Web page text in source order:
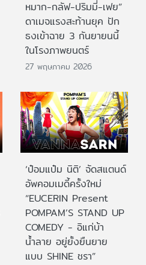
หมาก-กลัฟ-ปริมมี่-เฟย”
ดาเมจแรงสะท้านยุค ปัก
ธงเข้าฉาย 3 กันยายนนี้
ในโรงภาพยนตร์
27 พฤษภาคม 2026
‘ป๋อมแป๋ม นิติ’ จัดสแตนด์
อัพคอมเมดี้ครั้งใหม่
“EUCERIN Present
POMPAM’S STAND UP
COMEDY - อิแก่บ้า
น้ำลาย อยู่ยั้งยืนยาย
แบบ SHINE ชรา”